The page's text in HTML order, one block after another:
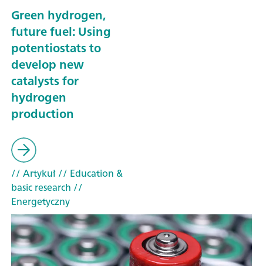
Green hydrogen,
future fuel: Using
potentiostats to
develop new
catalysts for
hydrogen
production
// Artykuł// Education &
basic research //
Energetyczny